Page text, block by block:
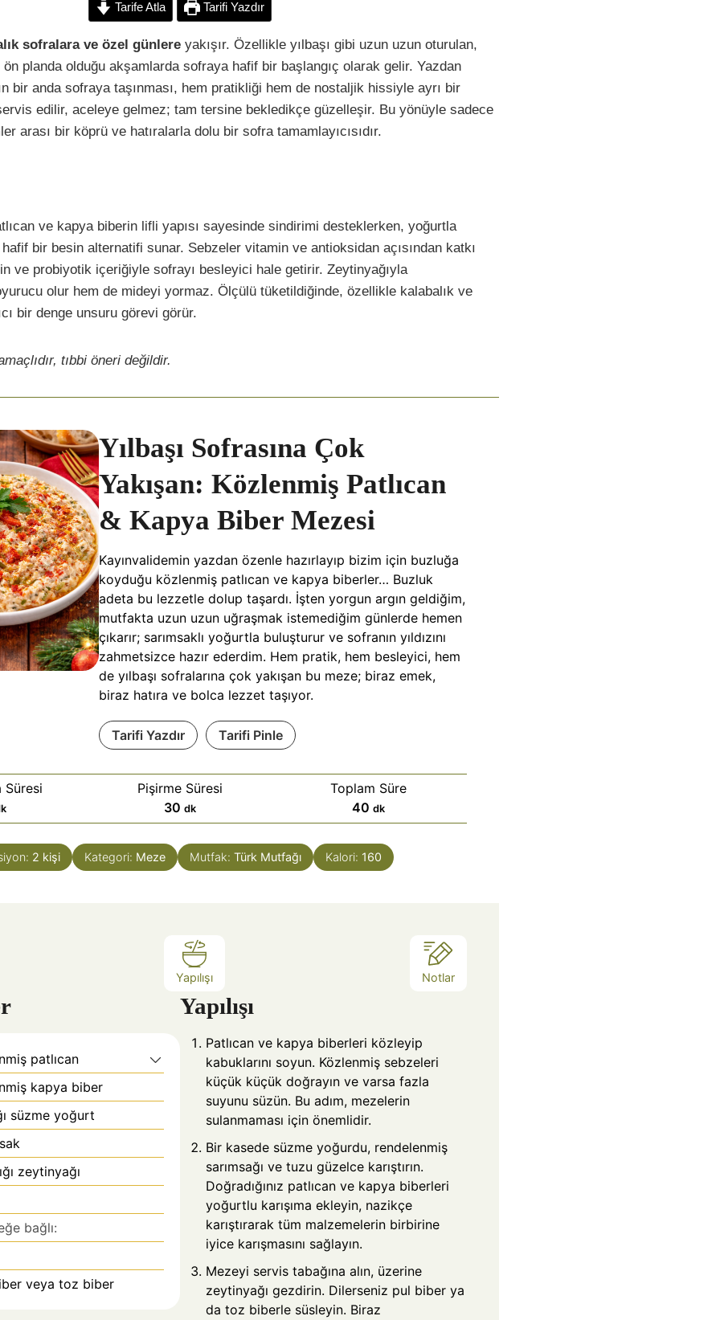
Tarife Atla Tarifi Yazdır
sofralara ve özel günlere yakışır. Özellikle yılbaşı gibi uzun uzun oturulan,
ön planda olduğu akşamlarda sofraya hafif bir başlangıç olarak gelir. Yazdan
bir anda sofraya taşınması, hem pratikliği hem de nostaljik hissiyle ayrı bir
edilir, aceleye gelmez; tam tersine bekledikçe güzelleşir. Bu yönüyle sadece
arası bir köprü ve hatıralarla dolu bir sofra tamamlayıcısıdır.
ve kapya biberin lifli yapısı sayesinde sindirimi desteklerken, yoğurtla
bir besin alternatifi sunar. Sebzeler vitamin ve antioksidan açısından katkı
ve probiyotik içeriğiyle sofrayı besleyici hale getirir. Zeytinyağıyla
olur hem de mideyi yormaz. Ölçülü tüketildiğinde, özellikle kalabalık ve
bir denge unsuru görevi görür.
tıbbi öneri değildir.
Yılbaşı Sofrasına Çok
Yakışan: Közlenmiş Patlıcan
& Kapya Biber Mezesi
Kayınvalidemin yazdan özenle hazırlayıp bizim için buzluğa
koyduğu közlenmiş patlıcan ve kapya biberler… Buzluk
adeta bu lezzetle dolup taşardı. İşten yorgun argın geldiğim,
mutfakta uzun uzun uğraşmak istemediğim günlerde hemen
çıkarır; sarımsaklı yoğurtla buluşturur ve sofranın yıldızını
zahmetsizce hazır ederdim. Hem pratik, hem besleyici, hem
de yılbaşı sofralarına çok yakışan bu meze; biraz emek,
biraz hatıra ve bolca lezzet taşıyor.
Tarifi Yazdır Tarifi Pinle
Süresi
Pişirme Süresi
30 d
a
k
i
dk
Toplam Süre
40 d
a
k
i
dk
2 kişi Kategori: Meze Mutfak: Türk Mutfağı Kalori: 160
Yapılışı Notlar
patlıcan
kapya biber
süzme yoğurt
zeytinyağı
bağlı:
veya toz biber
Yapılışı
Patlıcan ve kapya biberleri közleyip
kabuklarını soyun. Közlenmiş sebzeleri
küçük küçük doğrayın ve varsa fazla
suyunu süzün. Bu adım, mezelerin
sulanmaması için önemlidir.
Bir kasede süzme yoğurdu, rendelenmiş
sarımsağı ve tuzu güzelce karıştırın.
Doğradığınız patlıcan ve kapya biberleri
yoğurtlu karışıma ekleyin, nazikçe
karıştırarak tüm malzemelerin birbirine
iyice karışmasını sağlayın.
Mezeyi servis tabağına alın, üzerine
zeytinyağı gezdirin. Dilerseniz pul biber ya
da toz biberle süsleyin. Biraz